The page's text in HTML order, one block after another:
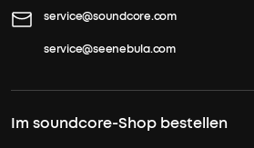
service@soundcore.com
service@seenebula.com
Im soundcore-Shop bestellen